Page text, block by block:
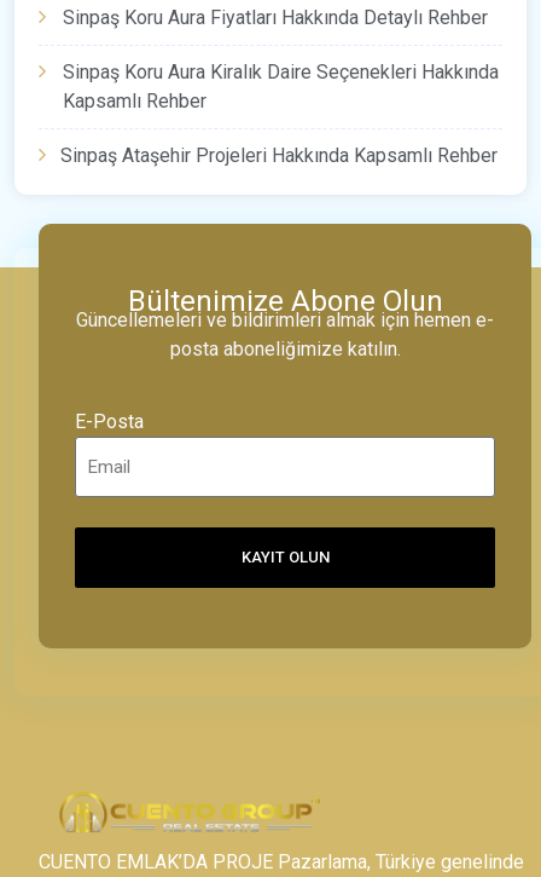
Sinpaş Koru Aura Fiyatları Hakkında Detaylı Rehber
Sinpaş Koru Aura Kiralık Daire Seçenekleri Hakkında
Kapsamlı Rehber
Sinpaş Ataşehir Projeleri Hakkında Kapsamlı Rehber
Bültenimize Abone Olun
Güncellemeleri ve bildirimleri almak için hemen e-
posta aboneliğimize katılın.
E-Posta
KAYIT OLUN
CUENTO EMLAK’DA PROJE Pazarlama, Türkiye genelinde